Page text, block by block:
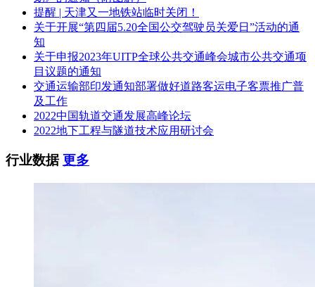
提醒 | 天津又一地铁站临时关闭！
关于开展“第四届5.20全国公交驾驶员关爱日”活动的通
知
关于申报2023年UITP全球公共交通峰会城市公共交通项
目议题的通知
交通运输部印发通知部署做好道路客运电子客票推广普
及工作
2022中国轨道交通发展高峰论坛
2022地下工程与隧道技术应用研讨会
行业数据更多